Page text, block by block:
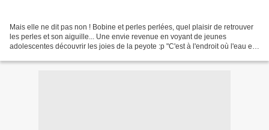
Mais elle ne dit pas non ! Bobine et perles perlées, quel plaisir de retrouver
les perles et son aiguille... Une envie revenue en voyant de jeunes
adolescentes découvrir les joies de la peyote :p "C'est à l'endroit où l'eau est